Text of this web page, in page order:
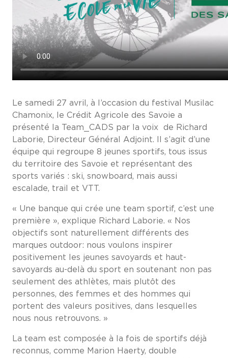
Le samedi 27 avril, à l’occasion du festival Musilac
Chamonix, le Crédit Agricole des Savoie a
présenté la Team_CADS par la voix de Richard
Laborie, Directeur Général Adjoint. Il s’agit d’une
équipe qui regroupe 8 jeunes sportifs, tous issus
du territoire des Savoie et représentant des
sports variés : ski, snowboard, mais aussi
escalade, trail et VTT.
« Une banque qui crée une team sportif, c’est une
première », explique Richard Laborie. « Nos
objectifs sont naturellement différents des
marques outdoor: nous voulons inspirer
positivement les jeunes savoyards et haut-
savoyards au-delà du sport en soutenant non pas
seulement des athlètes, mais plutôt des
personnes, des femmes et des hommes qui
portent des valeurs positives, dans lesquelles
nous nous retrouvons. »
La team est composée à la fois de sportifs déjà
reconnus, comme Marion Haerty, double